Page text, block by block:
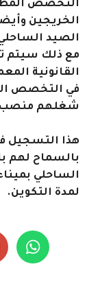
التخصص
الخريجين
الصيد
مع ذلك سيتم
القانونية
في التخصص
شغلهم منصب
هذا التسجيل
بالسماح لهم
الساحلي
لمدة التكوين.